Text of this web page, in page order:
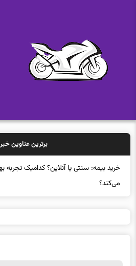
برترین عناوین
خرید بیمه: سنتی یا آنلاین؟ کدامیک تجربه
می‌کند؟